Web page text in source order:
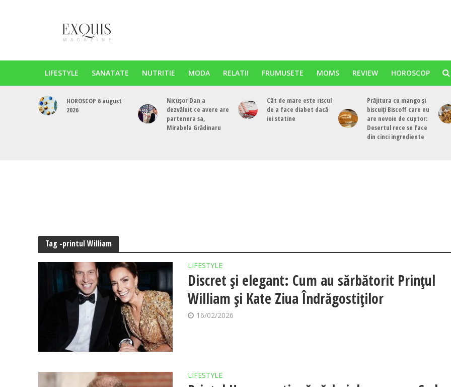
LIFESTYLE SANATATE NUTRITIE MODA RELATII FRUMUSETE MOMS REVIEW HOROSCOP
HOROSCOP 6 august
2026
Nicușor Dan a
dezvăluit ce avere are
partenera sa,
Mirabela Grădinaru
Cât de mare este riscul
de a face diabet dacă
iei statine
Prăjitura cu mango și
biscuiți Biscoff care nu
are nevoie de cuptor:
Desertul rece se face
din cinci ingrediente
Tag -printul William
LIFESTYLE
Discret și elegant: Cum au sărbătorit Prințul
William și Kate Ziua Îndrăgostiților
16/02/2026
LIFESTYLE